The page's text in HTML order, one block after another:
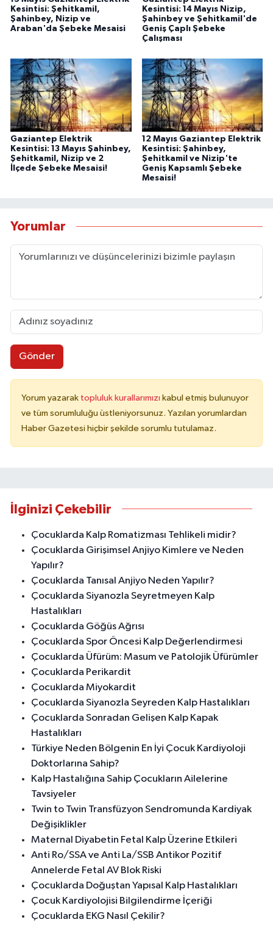
Kesintisi: Şehitkamil,
Şahinbey, Nizip ve
Araban'da Şebeke Mesaisi
Kesintisi: 14 Mayıs Nizip,
Şahinbey ve Şehitkamil'de
Geniş Çaplı Şebeke
Çalışması
Gaziantep Elektrik
Kesintisi: 13 Mayıs Şahinbey,
Şehitkamil, Nizip ve 2
İlçede Şebeke Mesaisi!
12 Mayıs Gaziantep Elektrik
Kesintisi: Şahinbey,
Şehitkamil ve Nizip'te
Geniş Kapsamlı Şebeke
Mesaisi!
Yorumlar
Gönder
Yorum yazarak topluluk kurallarımızı kabul etmiş bulunuyor
ve tüm sorumluluğu üstleniyorsunuz. Yazılan yorumlardan
Haber Gazetesi hiçbir şekilde sorumlu tutulamaz.
İlginizi Çekebilir
Çocuklarda Kalp Romatizması Tehlikeli midir?
Çocuklarda Girişimsel Anjiyo Kimlere ve Neden
Yapılır?
Çocuklarda Tanısal Anjiyo Neden Yapılır?
Çocuklarda Siyanozla Seyretmeyen Kalp
Hastalıkları
Çocuklarda Göğüs Ağrısı
Çocuklarda Spor Öncesi Kalp Değerlendirmesi
Çocuklarda Üfürüm: Masum ve Patolojik Üfürümler
Çocuklarda Perikardit
Çocuklarda Miyokardit
Çocuklarda Siyanozla Seyreden Kalp Hastalıkları
Çocuklarda Sonradan Gelişen Kalp Kapak
Hastalıkları
Türkiye Neden Bölgenin En İyi Çocuk Kardiyoloji
Doktorlarına Sahip?
Kalp Hastalığına Sahip Çocukların Ailelerine
Tavsiyeler
Twin to Twin Transfüzyon Sendromunda Kardiyak
Değişiklikler
Maternal Diyabetin Fetal Kalp Üzerine Etkileri
Anti Ro/SSA ve Anti La/SSB Antikor Pozitif
Annelerde Fetal AV Blok Riski
Çocuklarda Doğuştan Yapısal Kalp Hastalıkları
Çocuk Kardiyolojisi Bilgilendirme İçeriği
Çocuklarda EKG Nasıl Çekilir?